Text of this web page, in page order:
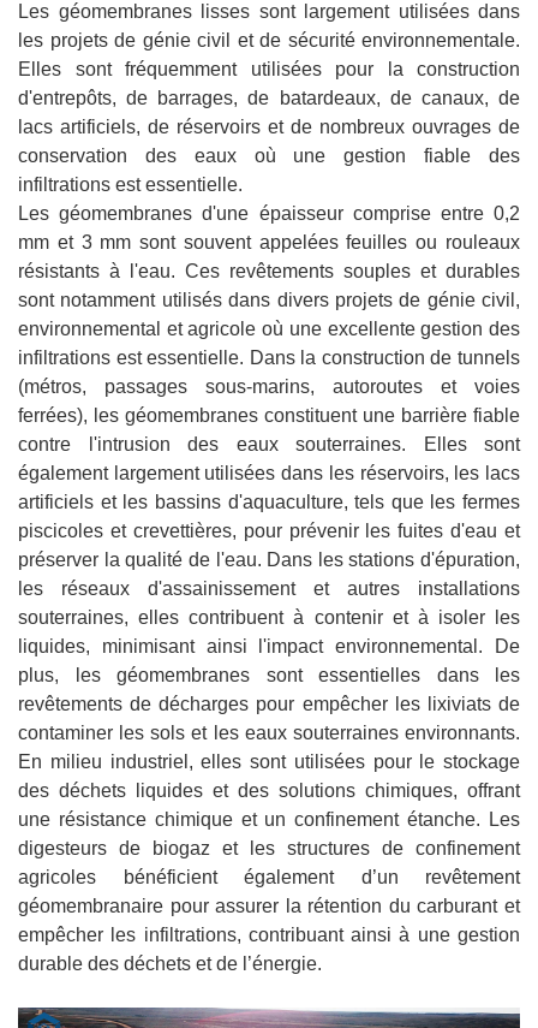
Les géomembranes lisses sont largement utilisées dans
les projets de génie civil et de sécurité environnementale.
Elles sont fréquemment utilisées pour la construction
d'entrepôts, de barrages, de batardeaux, de canaux, de
lacs artificiels, de réservoirs et de nombreux ouvrages de
conservation des eaux où une gestion fiable des
infiltrations est essentielle.
Les géomembranes d'une épaisseur comprise entre 0,2
mm et 3 mm sont souvent appelées feuilles ou rouleaux
résistants à l'eau. Ces revêtements souples et durables
sont notamment utilisés dans divers projets de génie civil,
environnemental et agricole où une excellente gestion des
infiltrations est essentielle. Dans la construction de tunnels
(métros, passages sous-marins, autoroutes et voies
ferrées), les géomembranes constituent une barrière fiable
contre l'intrusion des eaux souterraines. Elles sont
également largement utilisées dans les réservoirs, les lacs
artificiels et les bassins d'aquaculture, tels que les fermes
piscicoles et crevettières, pour prévenir les fuites d'eau et
préserver la qualité de l'eau. Dans les stations d'épuration,
les réseaux d'assainissement et autres installations
souterraines, elles contribuent à contenir et à isoler les
liquides, minimisant ainsi l'impact environnemental. De
plus, les géomembranes sont essentielles dans les
revêtements de décharges pour empêcher les lixiviats de
contaminer les sols et les eaux souterraines environnants.
En milieu industriel, elles sont utilisées pour le stockage
des déchets liquides et des solutions chimiques, offrant
une résistance chimique et un confinement étanche. Les
digesteurs de biogaz et les structures de confinement
agricoles bénéficient également d’un revêtement
géomembranaire pour assurer la rétention du carburant et
empêcher les infiltrations, contribuant ainsi à une gestion
durable des déchets et de l’énergie.